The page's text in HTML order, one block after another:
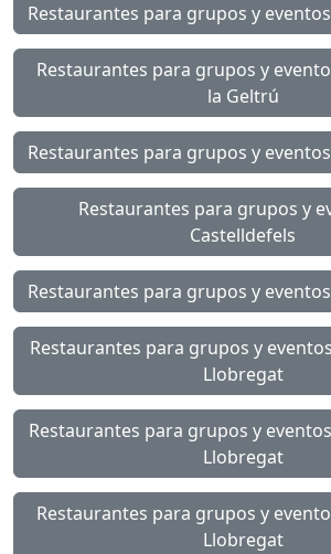
Restaurantes para grupos y
Restaurantes para grupos y
la Geltrú
Restaurantes para grupos y
Restaurantes para grupos y
Castelldefels
Restaurantes para grupos y
Restaurantes para grupos y
Llobregat
Restaurantes para grupos y
Llobregat
Restaurantes para grupos y
Llobregat